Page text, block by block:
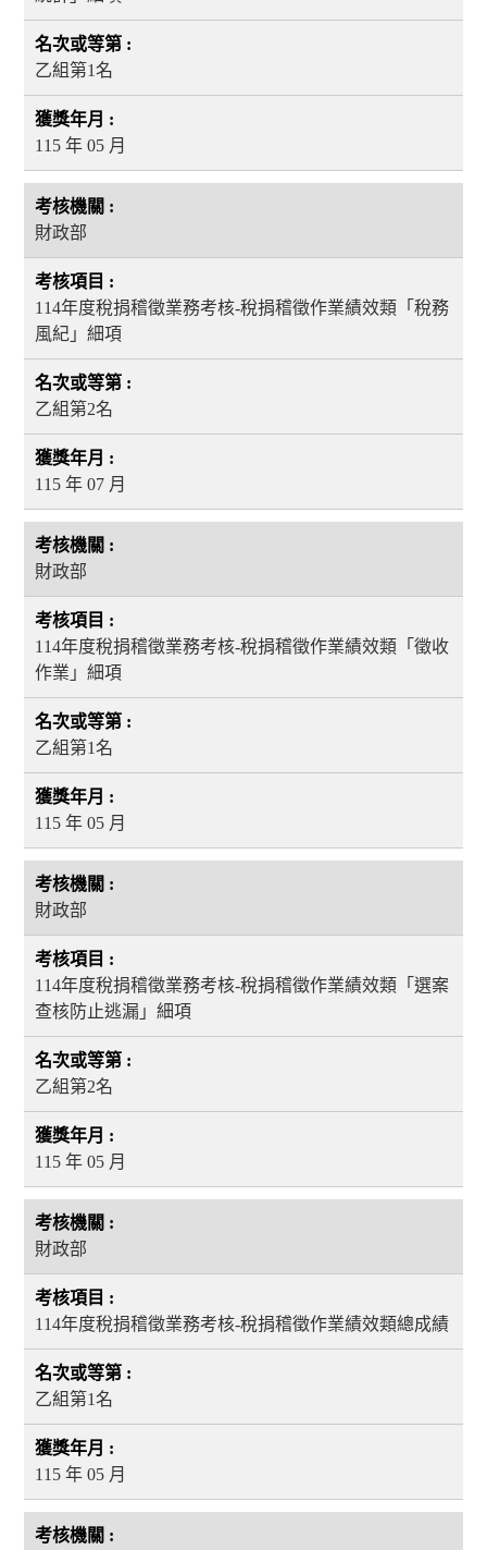
乙組第1名
115 年 05 月
財政部
114年度稅捐稽徵業務考核-稅捐稽徵作業績效類「稅務
風紀」細項
乙組第2名
115 年 07 月
財政部
114年度稅捐稽徵業務考核-稅捐稽徵作業績效類「徵收
作業」細項
乙組第1名
115 年 05 月
財政部
114年度稅捐稽徵業務考核-稅捐稽徵作業績效類「選案
查核防止逃漏」細項
乙組第2名
115 年 05 月
財政部
114年度稅捐稽徵業務考核-稅捐稽徵作業績效類總成績
乙組第1名
115 年 05 月